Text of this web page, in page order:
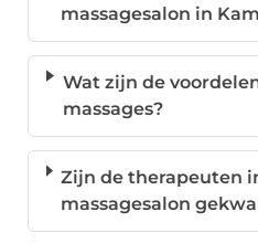
massagesalon in
Wat zijn de
massages?
Zijn de therapeuten
massagesalon